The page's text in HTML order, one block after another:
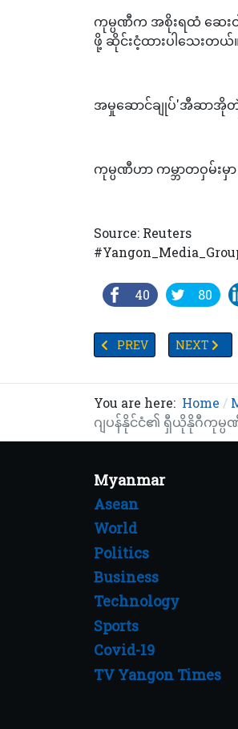
ကုမ္ပဏီက အစိုးရထံ ဆေး
ဖို့ ဆိုင်းငံ့ထားပါသေးတယ်။
အမှုဆောင်ချုပ်'အီဆာအိုတဲ
ကုမ္ပဏီဟာ ကမ္ဘာတဝှမ်
Source: Reuters
40 80
PREVIOUS
PREV NEXT
NEXT
You are here: Home
ဂျပန်နိုင်ငံ၏ ရှီယိုနိုဂီကု
Myanmar
Asean
World
Politics
Business
Technology
Sports
Covid-19
TV Yangon Times